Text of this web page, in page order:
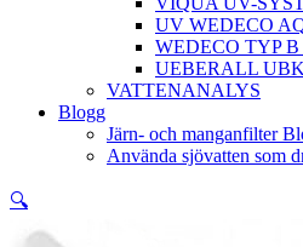
UV WEDECO
WEDECO TYP
UEBERALL UBK
VATTENANALYS
Blogg
Järn- och manganfilter
Använda sjövatten som
🔍